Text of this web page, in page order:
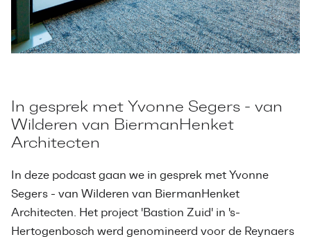
In gesprek met Yvonne Segers - van
Wilderen van BiermanHenket
Architecten
In deze podcast gaan we in gesprek met Yvonne
Segers - van Wilderen van BiermanHenket
Architecten. Het project 'Bastion Zuid' in 's-
Hertogenbosch werd genomineerd voor de Reynaers